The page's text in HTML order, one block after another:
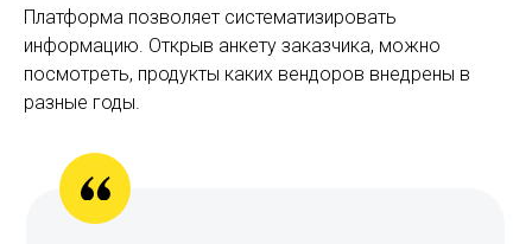
Платформа позволяет систематизировать
информацию. Открыв анкету заказчика, можно
посмотреть, продукты каких вендоров внедрены в
разные годы.